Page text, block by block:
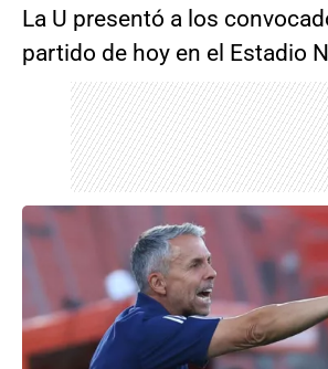
La U presentó a los
partido de hoy en el Estadio